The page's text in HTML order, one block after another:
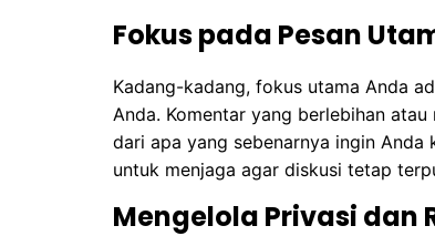
Fokus pada Pesan
Kadang-kadang, fokus utama Anda
Anda. Komentar yang berlebihan
dari apa yang sebenarnya ingin Anda
untuk menjaga agar diskusi tetap
Mengelola Privasi dan